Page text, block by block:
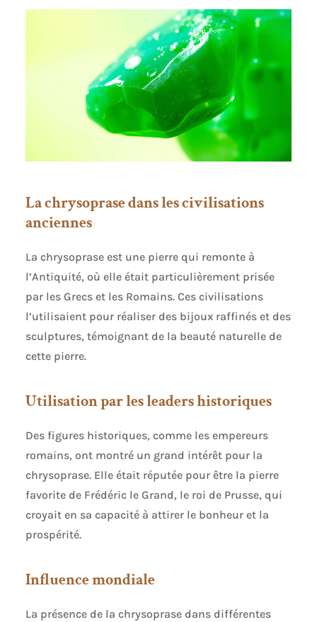
La chrysoprase dans les civilisations
anciennes
La chrysoprase est une pierre qui remonte à
l’Antiquité, où elle était particulièrement prisée
par les Grecs et les Romains. Ces civilisations
l’utilisaient pour réaliser des bijoux raffinés et des
sculptures, témoignant de la beauté naturelle de
cette pierre.
Utilisation par les leaders historiques
Des figures historiques, comme les empereurs
romains, ont montré un grand intérêt pour la
chrysoprase. Elle était réputée pour être la pierre
favorite de Frédéric le Grand, le roi de Prusse, qui
croyait en sa capacité à attirer le bonheur et la
prospérité.
Influence mondiale
La présence de la chrysoprase dans différentes